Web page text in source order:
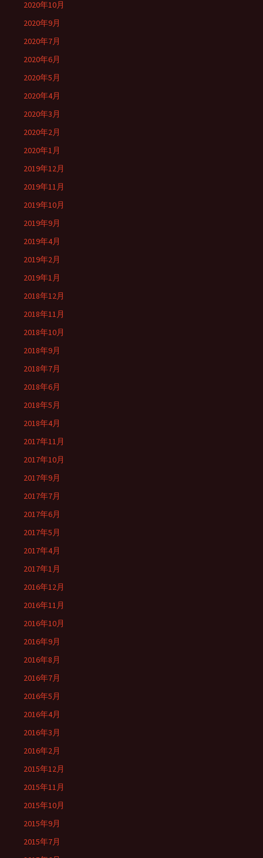
2020年10月
2020年9月
2020年7月
2020年6月
2020年5月
2020年4月
2020年3月
2020年2月
2020年1月
2019年12月
2019年11月
2019年10月
2019年9月
2019年4月
2019年2月
2019年1月
2018年12月
2018年11月
2018年10月
2018年9月
2018年7月
2018年6月
2018年5月
2018年4月
2017年11月
2017年10月
2017年9月
2017年7月
2017年6月
2017年5月
2017年4月
2017年1月
2016年12月
2016年11月
2016年10月
2016年9月
2016年8月
2016年7月
2016年5月
2016年4月
2016年3月
2016年2月
2015年12月
2015年11月
2015年10月
2015年9月
2015年7月